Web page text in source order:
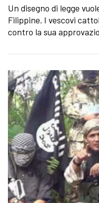
Un disegno di legge
Filippine. I vescovi
contro la sua